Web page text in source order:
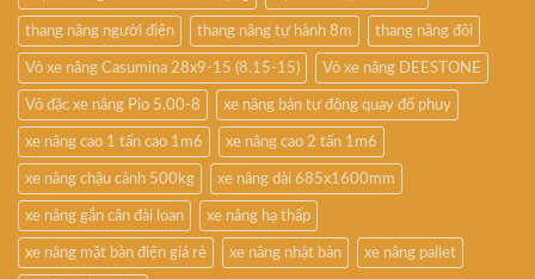
thang nâng người điện thang nâng tự hành 8m thang nâng đôi
Vỏ xe nâng Casumina 28x9-15 (8.15-15) Vỏ xe nâng DEESTONE
Vỏ đặc xe nâng Pio 5.00-8 xe nâng bán tự động quay đổ phuy
xe nâng cao 1 tấn cao 1m6 xe nâng cao 2 tấn 1m6
xe nâng chậu cảnh 500kg xe nâng dài 685x1600mm
xe nâng gắn cân đài loan xe nâng hạ thấp
xe nâng mặt bàn điện giá rẻ xe nâng nhật bản xe nâng pallet